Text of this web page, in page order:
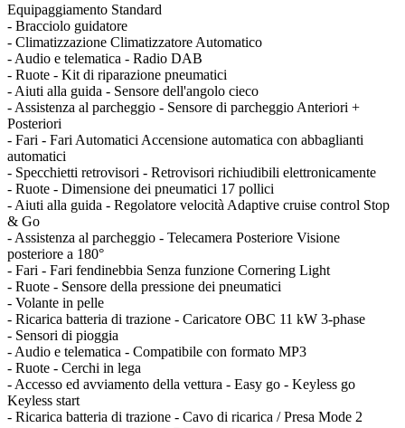
Equipaggiamento Standard
- Bracciolo guidatore
- Climatizzazione Climatizzatore Automatico
- Audio e telematica - Radio DAB
- Ruote - Kit di riparazione pneumatici
- Aiuti alla guida - Sensore dell'angolo cieco
- Assistenza al parcheggio - Sensore di parcheggio Anteriori +
Posteriori
- Fari - Fari Automatici Accensione automatica con abbaglianti
automatici
- Specchietti retrovisori - Retrovisori richiudibili elettronicamente
- Ruote - Dimensione dei pneumatici 17 pollici
- Aiuti alla guida - Regolatore velocità Adaptive cruise control Stop
& Go
- Assistenza al parcheggio - Telecamera Posteriore Visione
posteriore a 180°
- Fari - Fari fendinebbia Senza funzione Cornering Light
- Ruote - Sensore della pressione dei pneumatici
- Volante in pelle
- Ricarica batteria di trazione - Caricatore OBC 11 kW 3-phase
- Sensori di pioggia
- Audio e telematica - Compatibile con formato MP3
- Ruote - Cerchi in lega
- Accesso ed avviamento della vettura - Easy go - Keyless go
Keyless start
- Ricarica batteria di trazione - Cavo di ricarica / Presa Mode 2